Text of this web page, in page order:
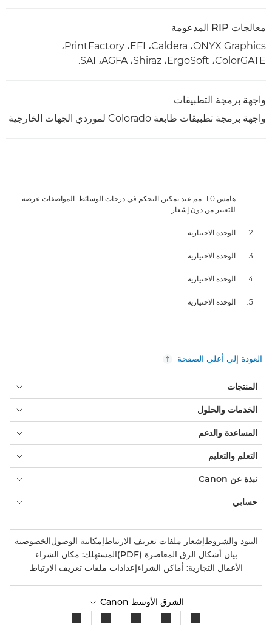
معالجات RIP المدعومة
ONYX Graphics‏، Caldera‏، EFI‏، PrintFactory‏،
ColorGATE‏، ErgoSoft،‏ Shiraz‏، AGFA، ‏SAI.
واجهة برمجة التطبيقات
واجهة برمجة تطبيقات طابعة Colorado لموردي الجهات الخارجية
هامش 11,0 مم عند تمكين التحكم في درجات الوسائط. المواصفات عرضة
للتغيير من دون إشعار
الوحدة الاختيارية
الوحدة الاختيارية
الوحدة الاختيارية
الوحدة الاختيارية
العودة إلى أعلى الصفحة
المنتجات
الخدمات والحلول
المساعدة والدعم
التعلم والتعليم
نبذة عن Canon
حسابي
البنود والشروطإشعار ملفات تعريف الارتباطإمكانية الوصولالخصوصية
بيان أشكال الرق المعاصرة (PDF)
المستهلك: مكان الشراء
الأعمال التجارية: أماكن الشراءإعدادات ملفات تعريف الارتباط
الشرق الأوسط Canon